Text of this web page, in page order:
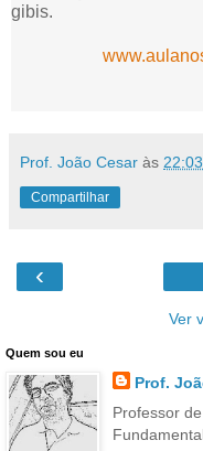
gibis.
Prof. João Cesar às 22:03
Compartilhar
‹
Ver
Quem sou eu
Prof.
Professor